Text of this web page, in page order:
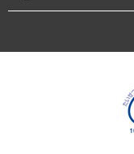
個人情報保護方針